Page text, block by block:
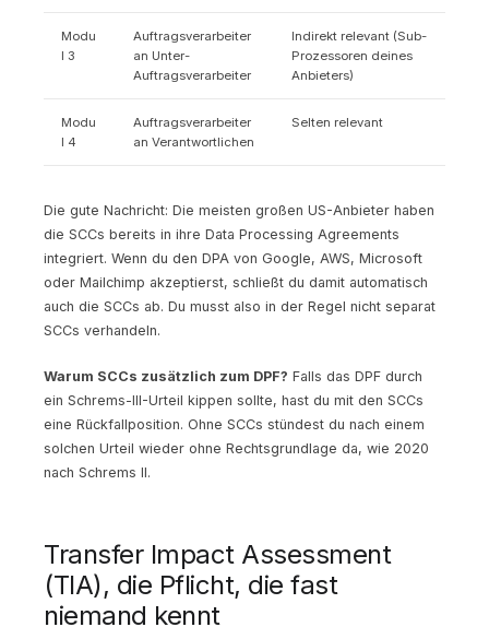
Modu
l 3
Auftragsverarbeiter
an Unter-
Auftragsverarbeiter
Indirekt relevant (Sub-
Prozessoren deines
Anbieters)
Modu
l 4
Auftragsverarbeiter
an Verantwortlichen
Selten relevant
Die gute Nachricht: Die meisten großen US-Anbieter haben
die SCCs bereits in ihre Data Processing Agreements
integriert. Wenn du den DPA von Google, AWS, Microsoft
oder Mailchimp akzeptierst, schließt du damit automatisch
auch die SCCs ab. Du musst also in der Regel nicht separat
SCCs verhandeln.
Warum SCCs zusätzlich zum DPF? Falls das DPF durch
ein Schrems-III-Urteil kippen sollte, hast du mit den SCCs
eine Rückfallposition. Ohne SCCs stündest du nach einem
solchen Urteil wieder ohne Rechtsgrundlage da, wie 2020
nach Schrems II.
Transfer Impact Assessment
(TIA), die Pflicht, die fast
niemand kennt